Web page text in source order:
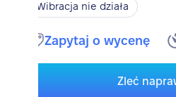
Wibracja nie działa
Zapytaj o wycenę
Zleć